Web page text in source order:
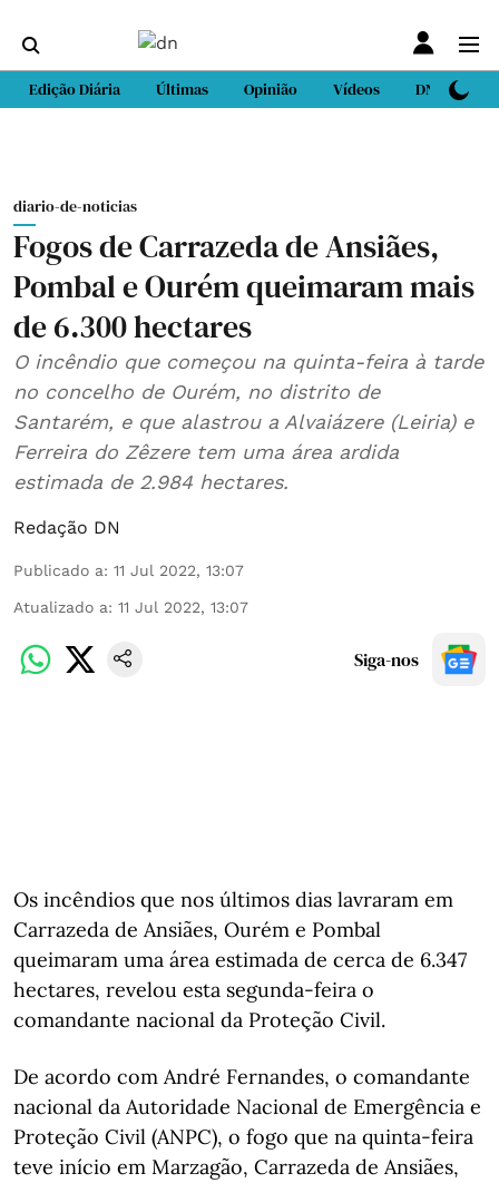
Edição Diária Últimas Opinião Vídeos DN Sport
diario-de-noticias
Fogos de Carrazeda de Ansiães,
Pombal e Ourém queimaram mais
de 6.300 hectares
O incêndio que começou na quinta-feira à tarde
no concelho de Ourém, no distrito de
Santarém, e que alastrou a Alvaiázere (Leiria) e
Ferreira do Zêzere tem uma área ardida
estimada de 2.984 hectares.
Redação DN
Publicado a: 11 Jul 2022, 13:07
Atualizado a: 11 Jul 2022, 13:07
Siga-nos
Os incêndios que nos últimos dias lavraram em
Carrazeda de Ansiães, Ourém e Pombal
queimaram uma área estimada de cerca de 6.347
hectares, revelou esta segunda-feira o
comandante nacional da Proteção Civil.
De acordo com André Fernandes, o comandante
nacional da Autoridade Nacional de Emergência e
Proteção Civil (ANPC), o fogo que na quinta-feira
teve início em Marzagão, Carrazeda de Ansiães,